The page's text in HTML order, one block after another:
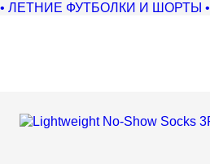
• ЛЕТНИЕ ФУТБОЛКИ И ШОРТЫ •